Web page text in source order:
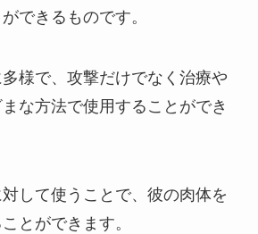
できるものです。
様で、攻撃だけでなく治療や
な方法で使用することができ
して使うことで、彼の肉体を
とができます。